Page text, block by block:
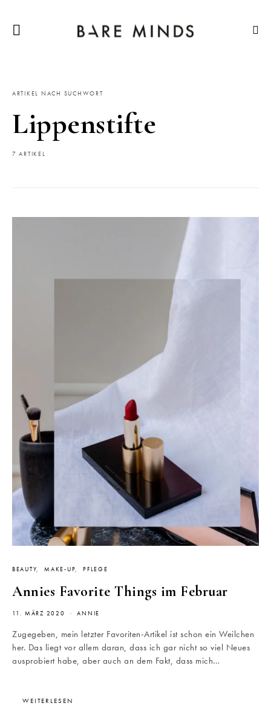
ARTIKEL NACH SUCHWORT
Lippenstifte
7 ARTIKEL
BEAUTY MAKE-UP PFLEGE
Annies Favorite Things im Februar
11. MÄRZ 2020 ANNIE
Zugegeben, mein letzter Favoriten-Artikel ist schon ein Weilchen
her. Das liegt vor allem daran, dass ich gar nicht so viel Neues
ausprobiert habe, aber auch an dem Fakt, dass mich…
WEITERLESEN